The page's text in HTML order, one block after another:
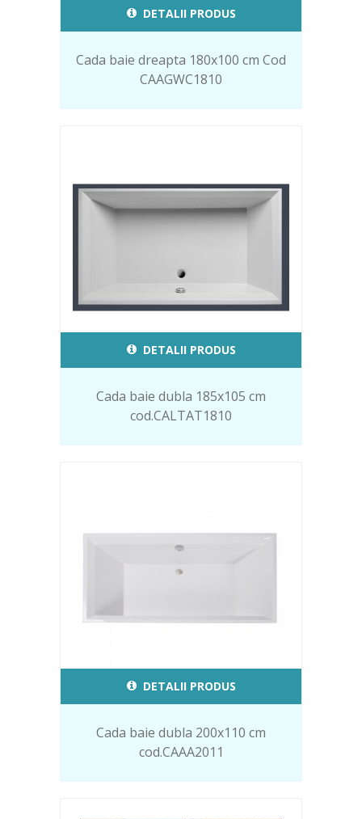
DETALII PRODUS
Cada baie dreapta 180x100 cm Cod
CAAGWC1810
DETALII PRODUS
Cada baie dubla 185x105 cm
cod.CALTAT1810
DETALII PRODUS
Cada baie dubla 200x110 cm
cod.CAAA2011